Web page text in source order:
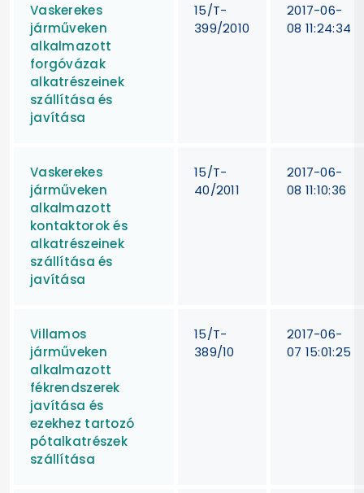
Vaskerekes
járműveken
alkalmazott
forgóvázak
alkatrészeinek
szállítása és
javítása
15/T-
399/2010
2017-06-
08 11:24:34
Vaskerekes
járműveken
alkalmazott
kontaktorok és
alkatrészeinek
szállítása és
javítása
15/T-
40/2011
2017-06-
08 11:10:36
Villamos
járműveken
alkalmazott
fékrendszerek
javítása és
ezekhez tartozó
pótalkatrészek
szállítása
15/T-
389/10
2017-06-
07 15:01:25